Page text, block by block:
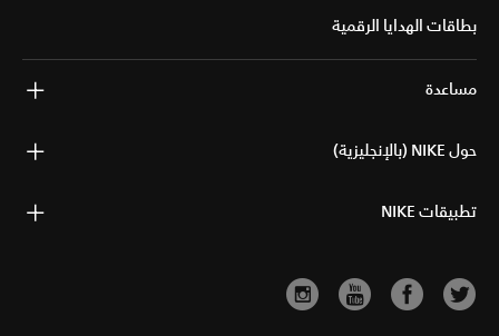
بطاقات الهدايا الرقمية
مساعدة
حول NIKE (بالإنجليزية)
تطبيقات NIKE